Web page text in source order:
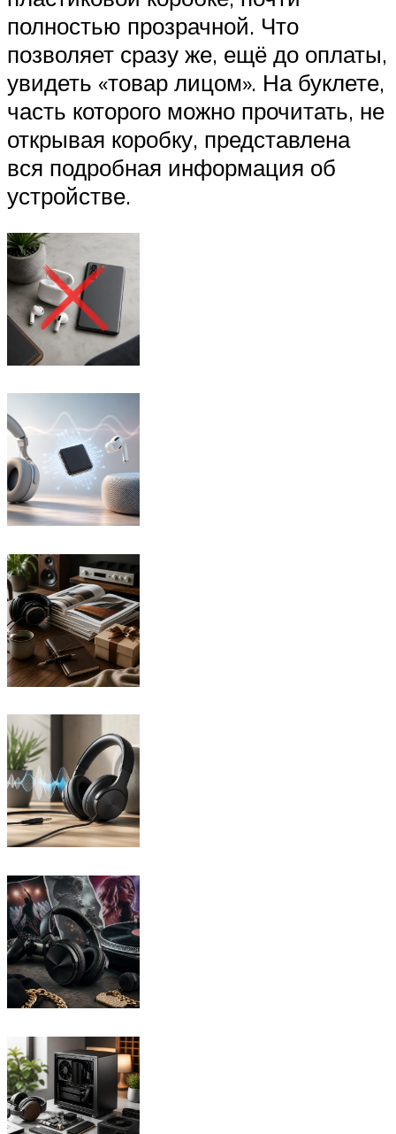
полностью прозрачной. Что
позволяет сразу же, ещё до оплаты,
увидеть «товар лицом». На буклете,
часть которого можно прочитать, не
открывая коробку, представлена
вся подробная информация об
устройстве.